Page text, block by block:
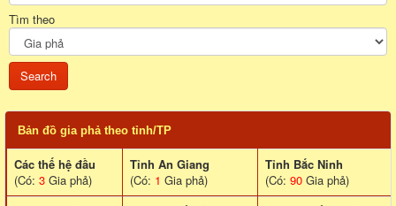
Tìm theo
Bản đồ gia phả theo tỉnh/TP
Các thế hệ đầu
(Có: 3 Gia phả)
Tỉnh An Giang
(Có: 1 Gia phả)
Tỉnh Bắc Ninh
(Có: 90 Gia phả)